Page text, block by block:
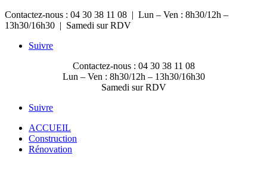
Contactez-nous : 04 30 38 11 08 | Lun – Ven : 8h30/12h –
13h30/16h30 | Samedi sur RDV
Suivre
Contactez-nous : 04 30 38 11 08
Lun – Ven : 8h30/12h – 13h30/16h30
Samedi sur RDV
Suivre
ACCUEIL
Construction
Rénovation